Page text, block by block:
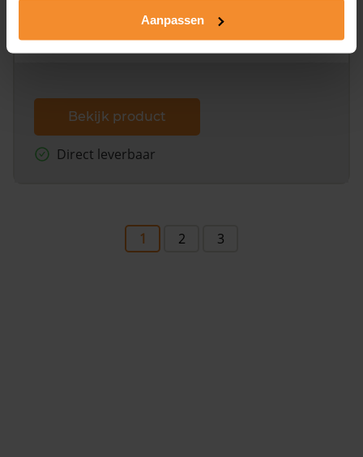
Aanpassen
omliggende percelen met de kadastrale erfgrenzen,
Bekijk product
Direct leverbaar
1 2 3